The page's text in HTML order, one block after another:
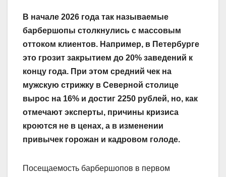
В начале 2026 года так называемые
барбершопы столкнулись с массовым
оттоком клиентов. Например, в Петербурге
это грозит закрытием до 20% заведений к
концу года. При этом средний чек на
мужскую стрижку в Северной столице
вырос на 16% и достиг 2250 рублей, но, как
отмечают эксперты, причины кризиса
кроются не в ценах, а в изменении
привычек горожан и кадровом голоде.
Посещаемость барбершопов в первом